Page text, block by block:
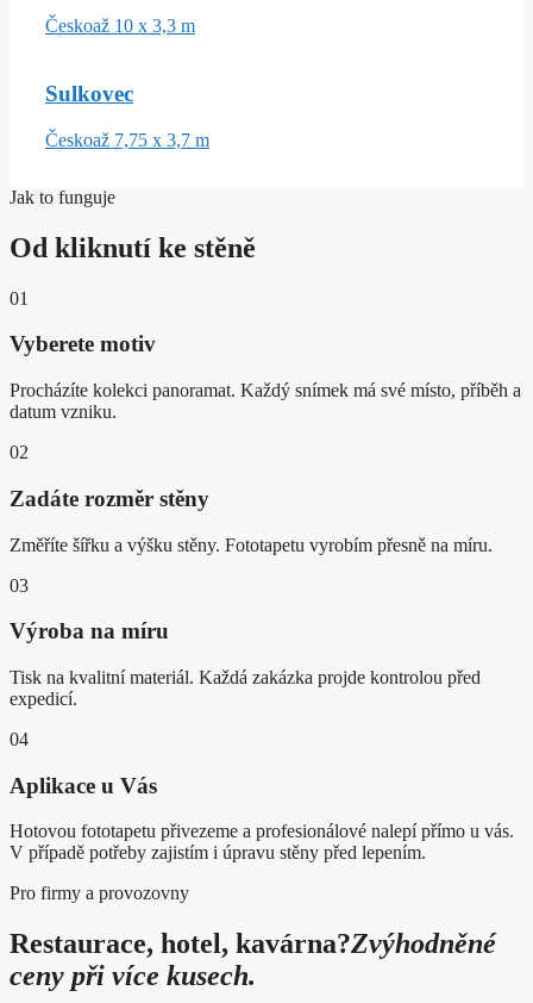
Českoaž 10 x 3,3 m
Sulkovec
Českoaž 7,75 x 3,7 m
Jak to funguje
Od kliknutí ke stěně
01
Vyberete motiv
Procházíte kolekci panoramat. Každý snímek má své místo, příběh a
datum vzniku.
02
Zadáte rozměr stěny
Změříte šířku a výšku stěny. Fototapetu vyrobím přesně na míru.
03
Výroba na míru
Tisk na kvalitní materiál. Každá zakázka projde kontrolou před
expedicí.
04
Aplikace u Vás
Hotovou fototapetu přivezeme a profesionálové nalepí přímo u vás.
V případě potřeby zajistím i úpravu stěny před lepením.
Pro firmy a provozovny
Restaurace, hotel, kavárna?Zvýhodněné
ceny při více kusech.